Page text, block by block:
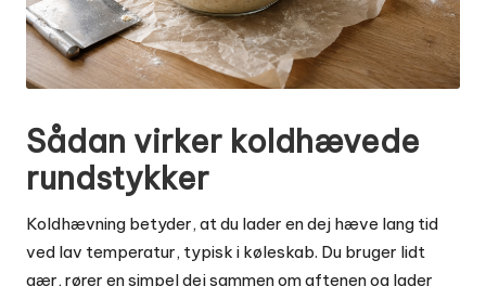
Sådan virker koldhævede
rundstykker
Koldhævning betyder, at du lader en dej hæve lang tid
ved lav temperatur, typisk i køleskab. Du bruger lidt
gær, rører en simpel dej sammen om aftenen og lader